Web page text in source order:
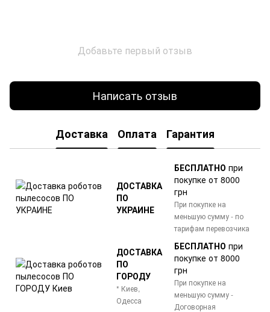
Добавьте первый отзыв
Написать отзыв
Доставка Оплата Гарантия
ДОСТАВКА
ПО
УКРАИНЕ
БЕСПЛАТНО при
покупке от 8000
грн
При покупке на
меньшую сумму - по
тарифам перевозчика
ДОСТАВКА
ПО
ГОРОДУ
* Киев,
Одесса
БЕСПЛАТНО при
покупке от 8000
грн
При покупке на
меньшую сумму -
Договорная